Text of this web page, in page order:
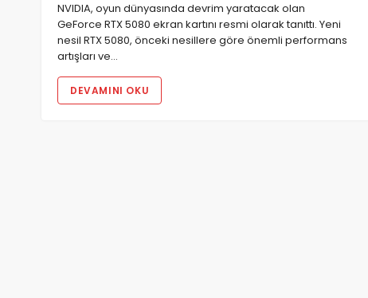
NVIDIA, oyun dünyasında devrim yaratacak olan
GeForce RTX 5080 ekran kartını resmi olarak tanıttı. Yeni
nesil RTX 5080, önceki nesillere göre önemli performans
artışları ve…
DEVAMINI OKU